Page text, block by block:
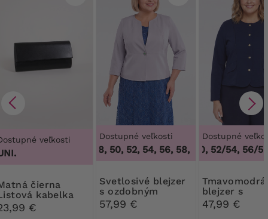
veľkosti
kabelka
€
Dostupné veľkosti
46, 48, 50, 52, 54, 56, 58, 60, 62, 64,46,
Svetlosivé blejzer
s ozdobným
gombíkom
57,99 €
Dostupné
48/50, 52/54, 56/
Tmavomodrá
blejzer s
ozdobnými
gombíkmi
47,99 €